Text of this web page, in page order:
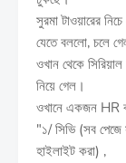
সুরমা টাওয়ারের
যেতে বললো, চলে
ওখান থেকে
নিয়ে গেল।
ওখানে একজন HR
"১/ সিভি (সব পেজে
হাইলাইট করা) ,